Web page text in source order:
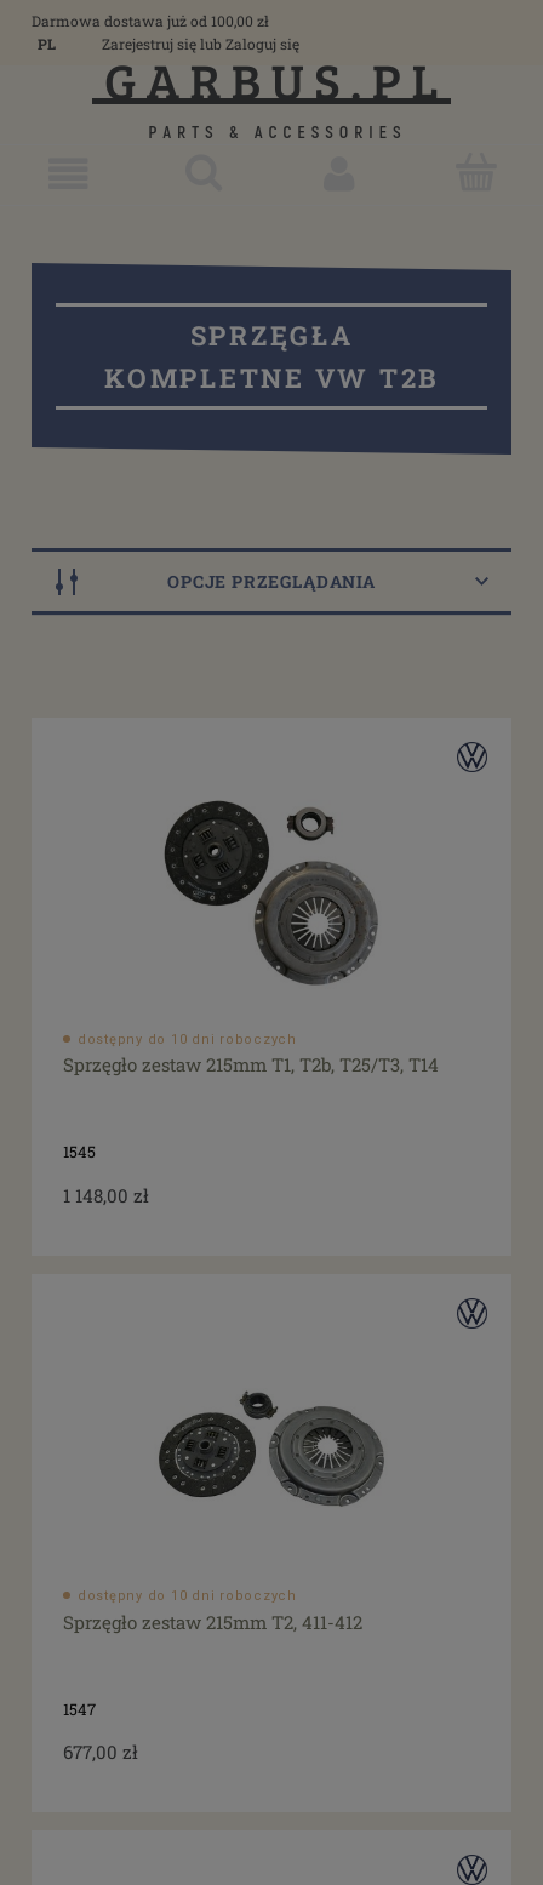
Darmowa dostawa już od 100,00 zł
PL
Zarejestruj sięlub Zaloguj się
SPRZĘGŁA
KOMPLETNE VW T2B
OPCJE PRZEGLĄDANIA
dostępny do 10 dni roboczych
Sprzęgło zestaw 215mm T1, T2b, T25/T3, T14
1545
1 148,00 zł
dostępny do 10 dni roboczych
Sprzęgło zestaw 215mm T2, 411-412
1547
677,00 zł